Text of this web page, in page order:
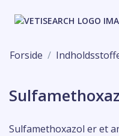
Forside
Sulfamethoxazol er et